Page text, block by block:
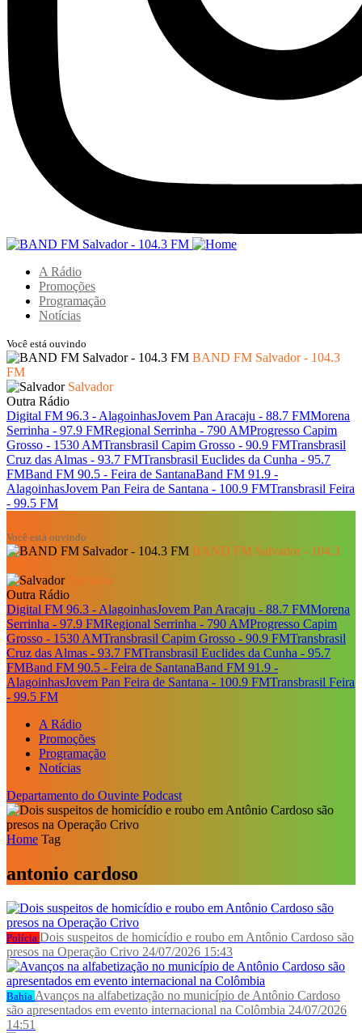
A Rádio
Promoções
Programação
Notícias
Você está ouvindo
BAND FM Salvador - 104.3
FM
Salvador
Outra Rádio
Digital FM 96.3 - AlagoinhasJovem Pan Aracaju - 88.7 FMMorena
Serrinha - 97.9 FMRegional Serrinha - 790 AMProgresso Capim
Grosso - 1530 AMTransbrasil Capim Grosso - 90.9 FMTransbrasil
Cruz das Almas - 93.7 FMTransbrasil Euclides da Cunha - 95.7
FMBand FM 90.5 - Feira de SantanaBand FM 91.9 -
AlagoinhasJovem Pan Feira de Santana - 100.9 FMTransbrasil Feira
- 99.5 FM
Você está ouvindo
BAND FM Salvador - 104.3
Salvador
Outra Rádio
Digital FM 96.3 - AlagoinhasJovem Pan Aracaju - 88.7 FMMorena
Serrinha - 97.9 FMRegional Serrinha - 790 AMProgresso Capim
Grosso - 1530 AMTransbrasil Capim Grosso - 90.9 FMTransbrasil
Cruz das Almas - 93.7 FMTransbrasil Euclides da Cunha - 95.7
FMBand FM 90.5 - Feira de SantanaBand FM 91.9 -
AlagoinhasJovem Pan Feira de Santana - 100.9 FMTransbrasil Feira
- 99.5 FM
A Rádio
Promoções
Programação
Notícias
Departamento do Ouvinte Podcast
Home Tag
antonio cardoso
Polícia Dois suspeitos de homicídio e roubo em Antônio Cardoso são
presos na Operação Crivo 24/07/2026 15:43
Bahia Avanços na alfabetização no município de Antônio Cardoso
são apresentados em evento internacional na Colômbia 24/07/2026
14:51